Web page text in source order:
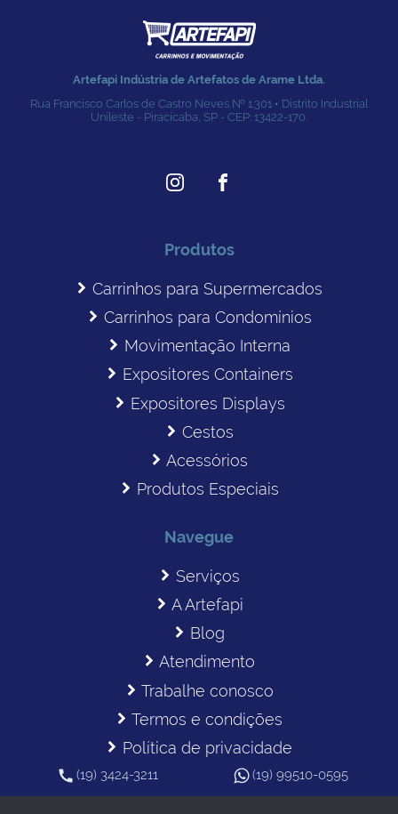
Artefapi Indústria de Artefatos de Arame Ltda.
Rua Francisco Carlos de Castro Neves № 1.301 • Distrito Industrial
Unileste - Piracicaba, SP - CEP: 13422-170.
Produtos
Carrinhos para Supermercados
Carrinhos para Condomínios
Movimentação Interna
Expositores Containers
Expositores Displays
Cestos
Acessórios
Produtos Especiais
Navegue
Serviços
A Artefapi
Blog
Atendimento
Trabalhe conosco
Termos e condições
Política de privacidade
(19) 3424-3211 (19) 99510-0595